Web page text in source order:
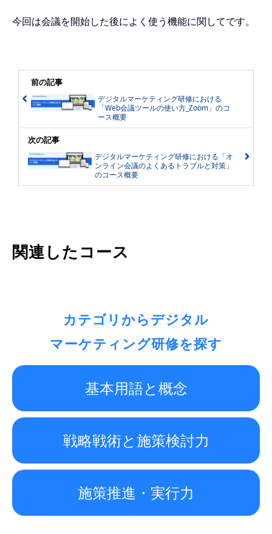
今回は会議を開始した後によく使う機能に関してです。
前の記事
デジタルマーケティング研修における
「Web会議ツールの使い方_Zoom」のコ
ース概要
次の記事
デジタルマーケティング研修における「オ
ンライン会議のよくあるトラブルと対策」
のコース概要
関連したコース
カテゴリからデジタル
マーケティング研修を探す
基本用語と概念
戦略戦術と施策検討力
施策推進・実行力